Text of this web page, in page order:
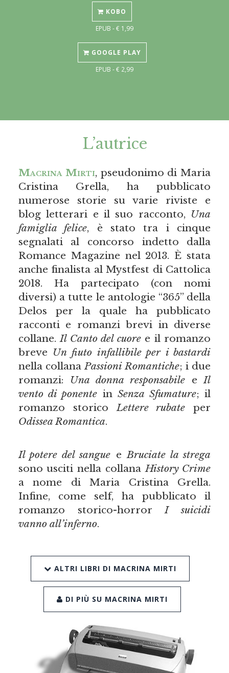
KOBO
EPUB - € 1,99
GOOGLE PLAY
EPUB - € 2,99
L’autrice
Macrina Mirti, pseudonimo di Maria
Cristina Grella, ha pubblicato
numerose storie su varie riviste e
blog letterari e il suo racconto, Una
famiglia felice, è stato tra i cinque
segnalati al concorso indetto dalla
Romance Magazine nel 2013. È stata
anche finalista al Mystfest di Cattolica
2018. Ha partecipato (con nomi
diversi) a tutte le antologie “365” della
Delos per la quale ha pubblicato
racconti e romanzi brevi in diverse
collane.Il Canto del cuoree il romanzo
breve Un fiuto infallibile per i bastardi
nella collanaPassioni Romantiche; i due
romanzi: Una donna responsabileeIl
vento di ponenteinSenza Sfumature; il
romanzo storicoLettere rubate per
Odissea Romantica.
Il potere del sangue eBruciate la strega
sono usciti nella collanaHistory Crime
a nome di Maria Cristina Grella.
Infine, come self, ha pubblicato il
romanzo storico-horrorI suicidi
vanno all’inferno.
ALTRI LIBRI DI MACRINA MIRTI
DI PIÙ SU MACRINA MIRTI